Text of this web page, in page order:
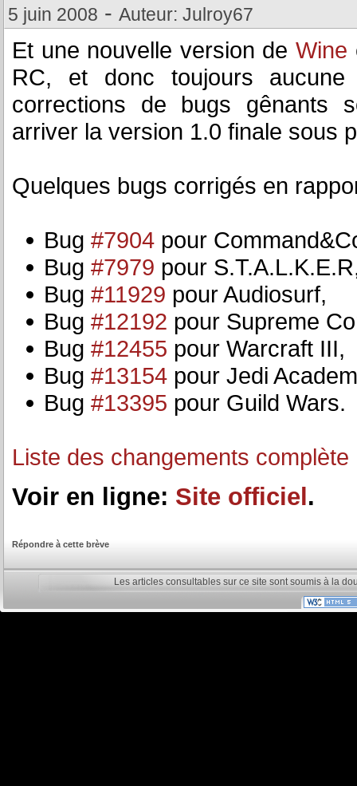
5 juin 2008 - Auteur: Julroy67
Et une nouvelle version de Wine
RC, et donc toujours aucune
corrections de bugs gênants
arriver la version 1.0 finale sous
Quelques bugs corrigés en
Bug #7904 pour
Bug #7979 pour
Bug #11929 pour Audiosurf,
Bug #12192 pour Supreme
Bug #12455 pour Warcraft III,
Bug #13154 pour Jedi
Bug #13395 pour Guild Wars.
Liste des changements complète
Voir en ligne: Site officiel.
Répondre à cette brève
Les articles consultables sur ce site sont soumis à la